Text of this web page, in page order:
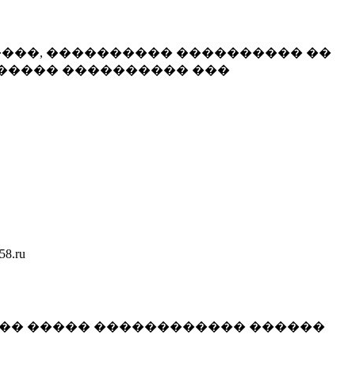
���������� ���������� ��
���������� ���
����� ������������ ������